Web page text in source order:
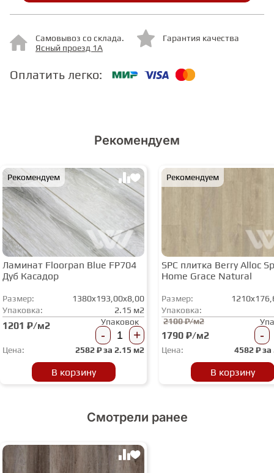
МИНЕРАЛЬНО-КАМЕННЫЙ
ЛАМИНАТ MSPC
ЛАМИНАТ SWF
Самовывоз со склада.
Ясный проезд 1А
Гарантия качества
Оплатить легко:
Рекомендуем
Рекомендуем
Ламинат Floorpan Blue FP704
Дуб Касадор
Размер:
1380x193,00x8,00
Упаковка:
2.15 м2
1201 ₽/м2 Упаковок
- +
Цена: 2582₽ за 2.15 м2
В корзину
Рекомендуем
SPC плитка Berry Alloc
Home Grace Natural
Размер:
Упаковка:
2100 ₽/м2
1790 ₽/м2 -
Цена: 4582₽ за
В корзину
Смотрели ранее